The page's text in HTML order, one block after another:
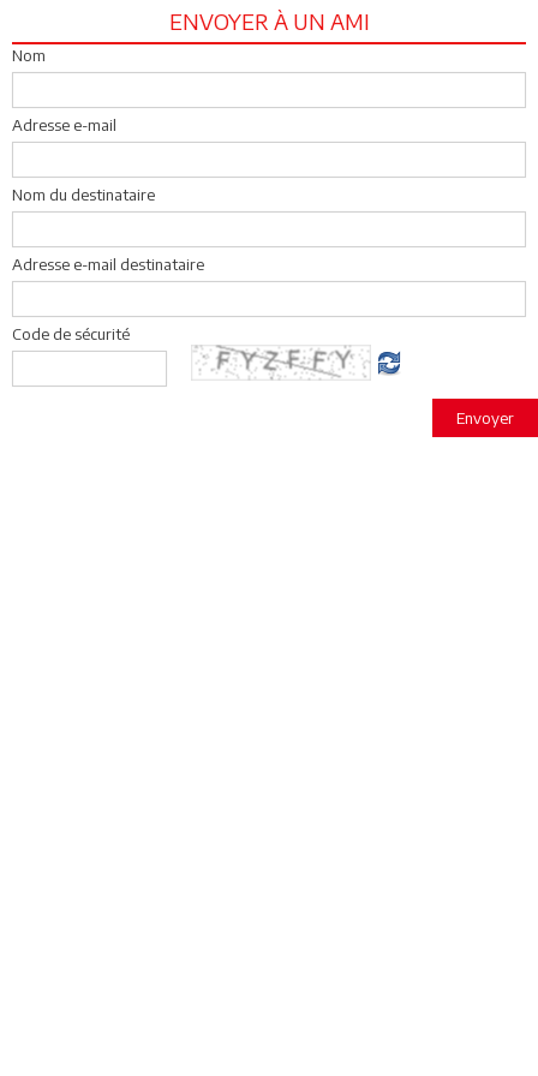
ENVOYER À UN AMI
Nom
Adresse e-mail
Nom du destinataire
Adresse e-mail destinataire
Code de sécurité
Envoyer